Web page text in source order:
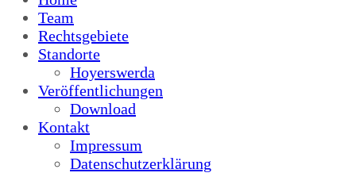
Team
Rechtsgebiete
Standorte
Hoyerswerda
Veröffentlichungen
Download
Kontakt
Impressum
Datenschutzerklärung